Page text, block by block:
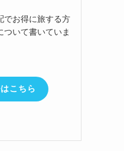
でお得に旅する方
ついて書いていま
こちら